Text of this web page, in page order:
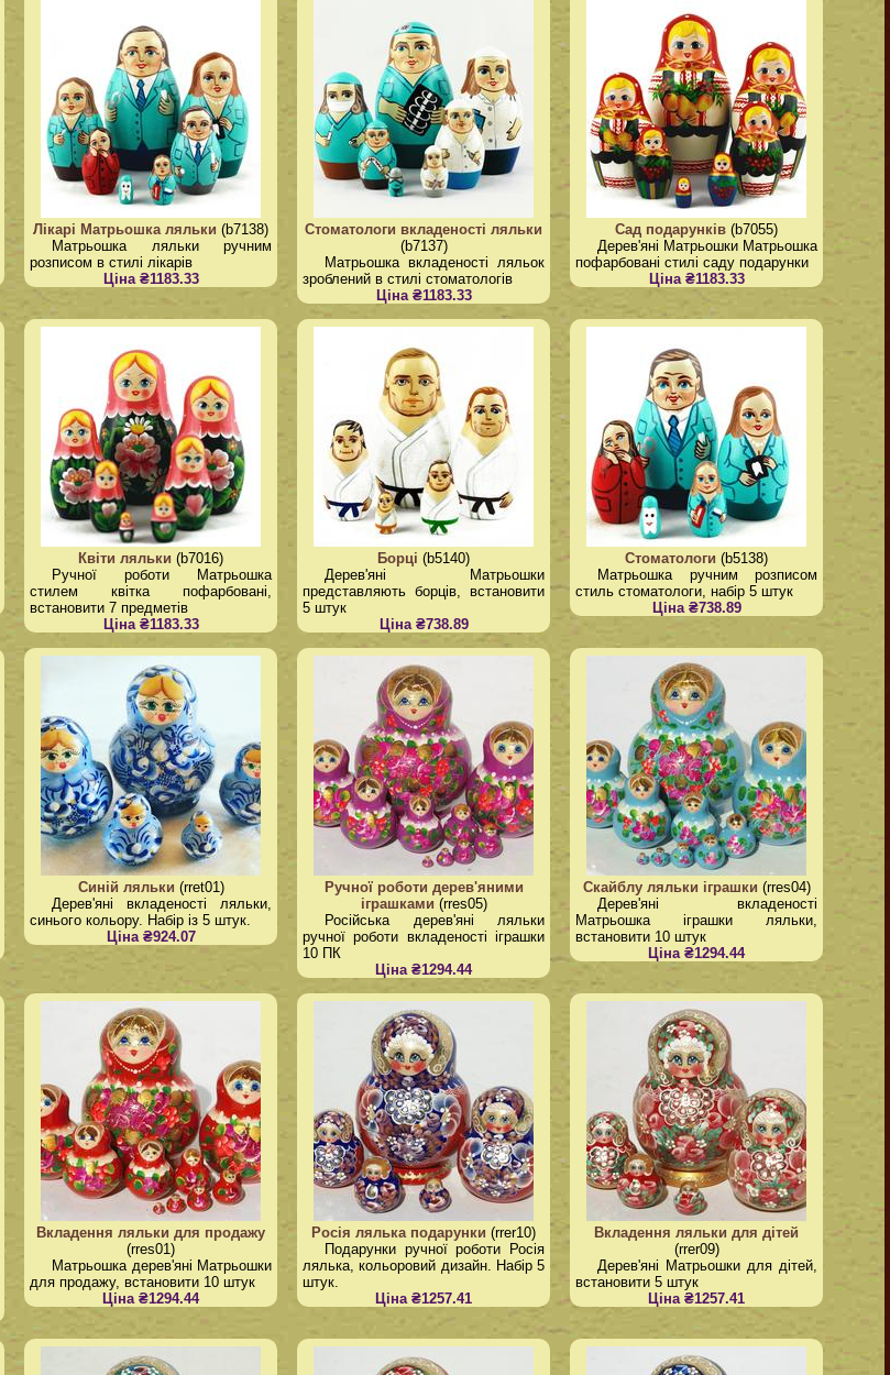
Лікарі Матрьошка ляльки (b7138)
Матрьошка ляльки ручним
розписом в стилі лікарів
Ціна ₴1183.33
Стоматологи вкладеності ляльки
(b7137)
Матрьошка вкладеності ляльок
зроблений в стилі стоматологів
Ціна ₴1183.33
Сад подарунків (b7055)
Дерев'яні Матрьошки Матрьошка
пофарбовані стилі саду подарунки
Ціна ₴1183.33
Квіти ляльки (b7016)
Ручної роботи Матрьошка
стилем квітка пофарбовані,
встановити 7 предметів
Ціна ₴1183.33
Борці (b5140)
Дерев'яні Матрьошки
представляють борців, встановити
5 штук
Ціна ₴738.89
Стоматологи (b5138)
Матрьошка ручним розписом
стиль стоматологи, набір 5 штук
Ціна ₴738.89
Синій ляльки (rret01)
Дерев'яні вкладеності ляльки,
синього кольору. Набір із 5 штук.
Ціна ₴924.07
Ручної роботи дерев'яними
іграшками (rres05)
Російська дерев'яні ляльки
ручної роботи вкладеності іграшки
10 ПК
Ціна ₴1294.44
Скайблу ляльки іграшки (rres04)
Дерев'яні вкладеності
Матрьошка іграшки ляльки,
встановити 10 штук
Ціна ₴1294.44
Вкладення ляльки для продажу
(rres01)
Матрьошка дерев'яні Матрьошки
для продажу, встановити 10 штук
Ціна ₴1294.44
Росія лялька подарунки (rrer10)
Подарунки ручної роботи Росія
лялька, кольоровий дизайн. Набір 5
штук.
Ціна ₴1257.41
Вкладення ляльки для дітей
(rrer09)
Дерев'яні Матрьошки для дітей,
встановити 5 штук
Ціна ₴1257.41